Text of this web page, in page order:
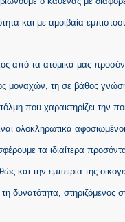
και με αμοιβαία
από τα ατομικά μας
μοναχών, τη σε βάθος
που χαρακτηρίζει την
ολοκληρωτικά
τα ιδιαίτερα
και την εμπειρία της
δυνατότητα, στηριζόμενος